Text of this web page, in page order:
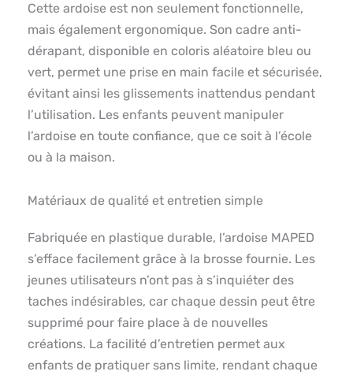
Cette ardoise est non seulement fonctionnelle,
mais également ergonomique. Son cadre anti-
dérapant, disponible en coloris aléatoire bleu ou
vert, permet une prise en main facile et sécurisée,
évitant ainsi les glissements inattendus pendant
l’utilisation. Les enfants peuvent manipuler
l’ardoise en toute confiance, que ce soit à l’école
ou à la maison.
Matériaux de qualité et entretien simple
Fabriquée en plastique durable, l’ardoise MAPED
s’efface facilement grâce à la brosse fournie. Les
jeunes utilisateurs n’ont pas à s’inquiéter des
taches indésirables, car chaque dessin peut être
supprimé pour faire place à de nouvelles
créations. La facilité d’entretien permet aux
enfants de pratiquer sans limite, rendant chaque